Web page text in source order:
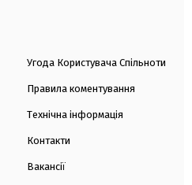
Угода Користувача Спільноти
Правила коментування
Технічна інформація
Контакти
Вакансії